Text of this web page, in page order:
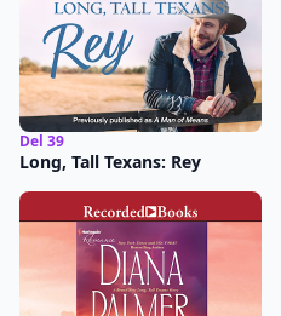
Del 39
Long, Tall Texans: Rey